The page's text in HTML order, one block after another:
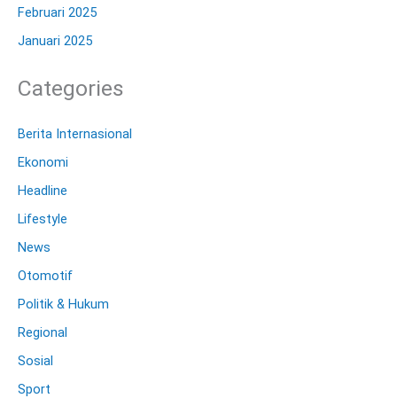
Februari 2025
Januari 2025
Categories
Berita Internasional
Ekonomi
Headline
Lifestyle
News
Otomotif
Politik & Hukum
Regional
Sosial
Sport